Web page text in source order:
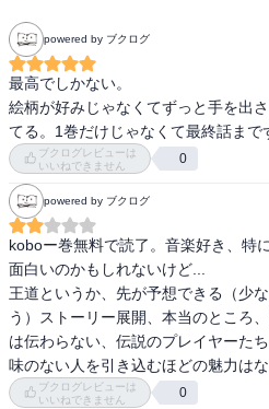
powered by ブクログ
最高でしかない。
絵柄が好みじゃなくてずっと手を出
ブクログレビューは
いいねできません
0
powered by ブクログ
koboー巻無料で読了。音楽好き、特
面白いのかもしれないけど...
王道というか、先が予想できる（少
う）ストーリー展開、本当のところ
は伝わらない、伝説のプレイヤーた
味のない人を引き込むほどの魅力はな
ブクログレビューは
いいねできません
0